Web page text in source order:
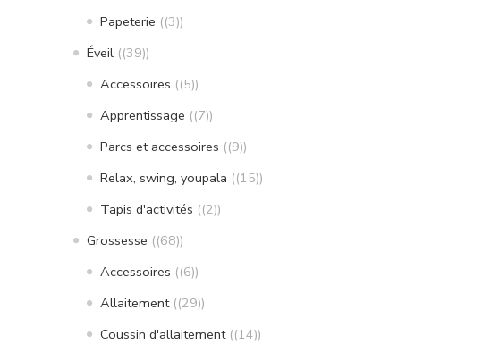
Papeterie (3)
Éveil (39)
Accessoires (5)
Apprentissage (7)
Parcs et accessoires (9)
Relax, swing, youpala (15)
Tapis d'activités (2)
Grossesse (68)
Accessoires (6)
Allaitement (29)
Coussin d'allaitement (14)